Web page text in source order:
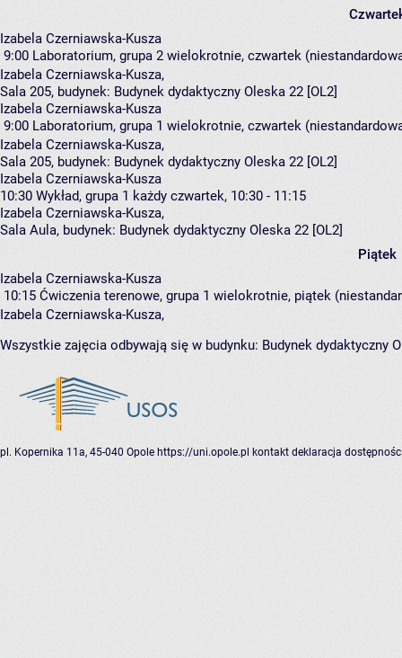
Izabela Czerniawska-Kusza
9:00 Laboratorium, grupa 2 wielokrotnie, czwartek
Izabela Czerniawska-Kusza,
Sala 205, budynek: Budynek dydaktyczny Oleska 22 [OL2]
Izabela Czerniawska-Kusza
9:00 Laboratorium, grupa 1 wielokrotnie, czwartek
Izabela Czerniawska-Kusza,
Sala 205, budynek: Budynek dydaktyczny Oleska 22 [OL2]
Izabela Czerniawska-Kusza
10:30 Wykład, grupa 1 każdy czwartek, 10:30 - 11:15
Izabela Czerniawska-Kusza,
Sala Aula, budynek: Budynek dydaktyczny Oleska 22 [OL2]
Piątek
Izabela Czerniawska-Kusza
10:15 Ćwiczenia terenowe, grupa 1 wielokrotnie, piątek
Izabela Czerniawska-Kusza,
Wszystkie zajęcia odbywają się w budynku: Budynek dydaktyczny
pl. Kopernika 11a, 45-040 Opole https://uni.opole.pl kontakt deklaracja